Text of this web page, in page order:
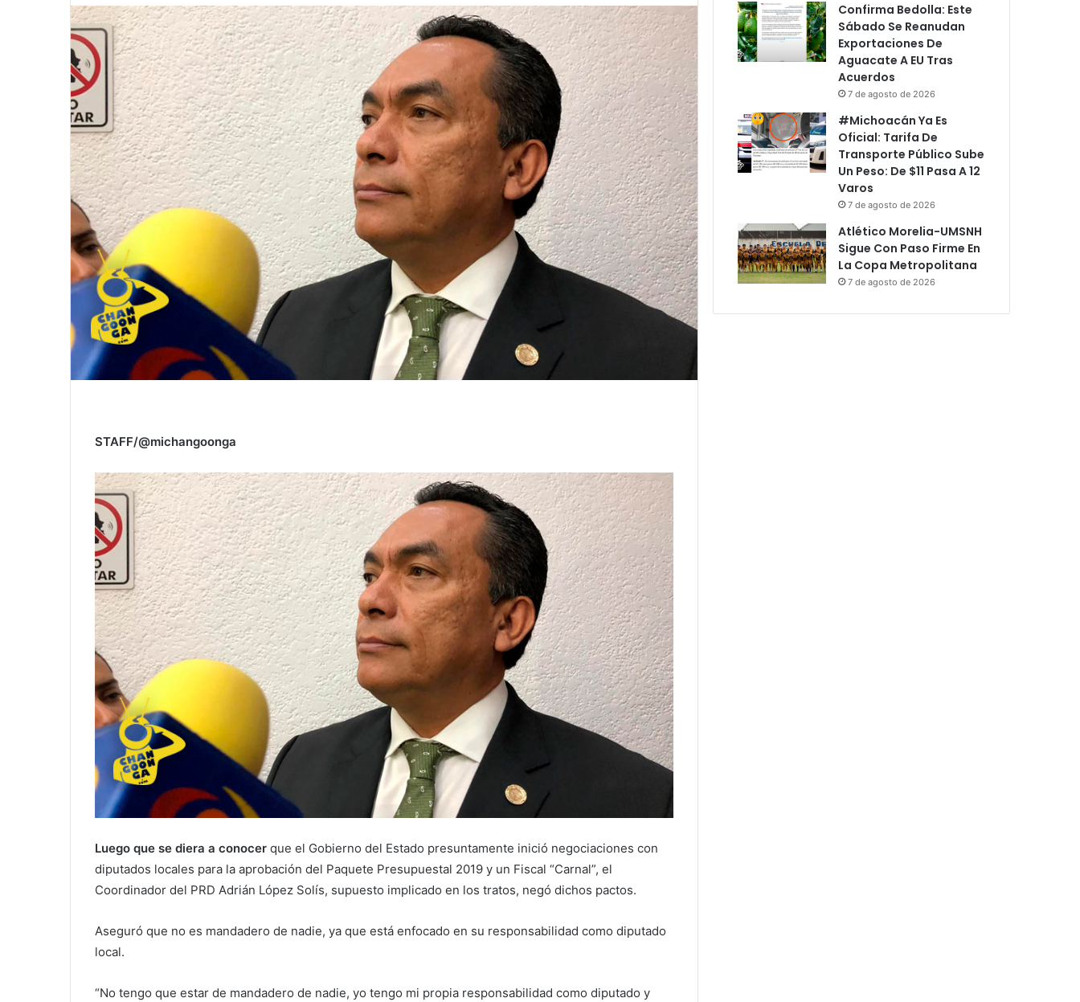
STAFF/@michangoonga
Luego que se diera a conocer que el Gobierno del Estado presuntamente inició negociaciones con
diputados locales para la aprobación del Paquete Presupuestal 2019 y un Fiscal “Carnal”, el
Coordinador del PRD Adrián López Solís, supuesto implicado en los tratos, negó dichos pactos.
Aseguró que no es mandadero de nadie, ya que está enfocado en su responsabilidad como diputado
local.
“No tengo que estar de mandadero de nadie, yo tengo mi propia responsabilidad como diputado y
Confirma Bedolla: Este
Sábado Se Reanudan
Exportaciones De
Aguacate A EU Tras
Acuerdos
7 de agosto de 2026
#Michoacán Ya Es
Oficial: Tarifa De
Transporte Público Sube
Un Peso: De $11 Pasa A 12
Varos
7 de agosto de 2026
Atlético Morelia-UMSNH
Sigue Con Paso Firme En
La Copa Metropolitana
7 de agosto de 2026